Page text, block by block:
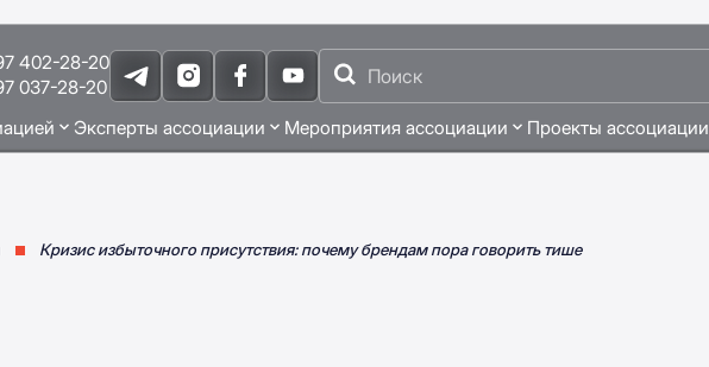
402-28-20
037-28-20
Эксперты ассоциации Мероприятия ассоциации Проекты ассоциации
Кризис избыточного присутствия: почему брендам пора говорить тише